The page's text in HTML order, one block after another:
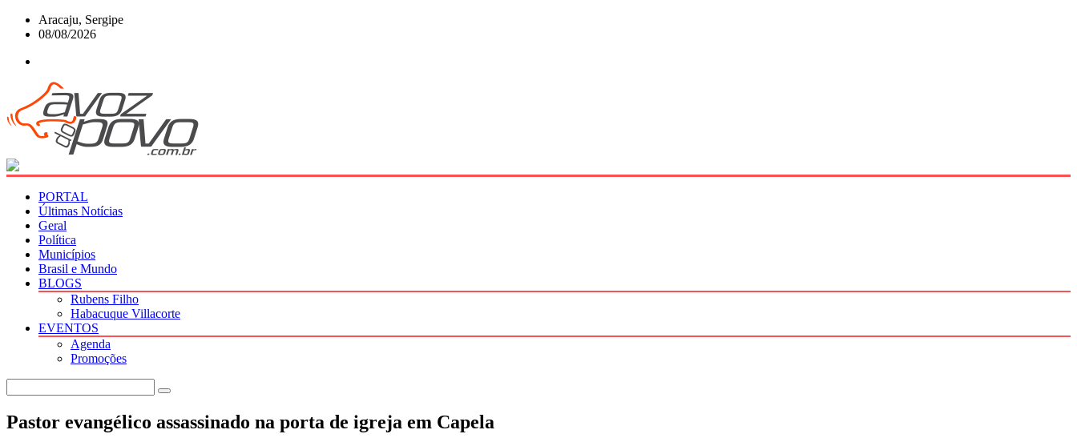
Skip
Aracaju, Sergipe
08/08/2026
PORTAL
Últimas Notícias
Geral
Política
Municípios
Brasil e Mundo
BLOGS
Rubens Filho
Habacuque Villacorte
EVENTOS
Agenda
Promoções
Pastor evangélico assassinado na porta de igreja em Capela